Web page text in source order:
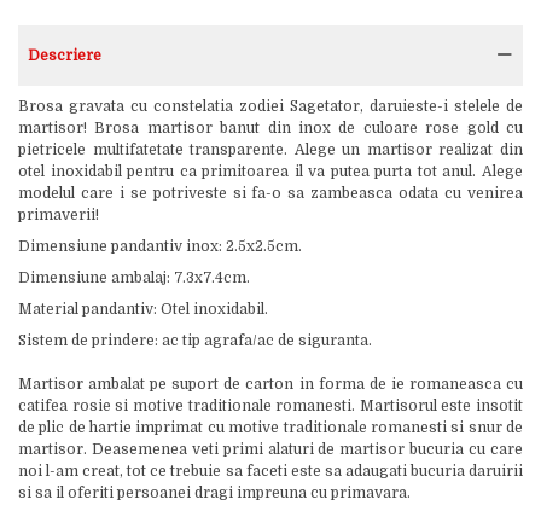
Descriere
Brosa gravata cu constelatia zodiei Sagetator, daruieste-i stelele de
martisor! Brosa martisor banut din inox de culoare rose gold cu
pietricele multifatetate transparente. Alege un martisor realizat din
otel inoxidabil pentru ca primitoarea il va putea purta tot anul. Alege
modelul care i se potriveste si fa-o sa zambeasca odata cu venirea
primaverii!
Dimensiune pandantiv inox: 2.5x2.5cm.
Dimensiune ambalaj: 7.3x7.4cm.
Material pandantiv: Otel inoxidabil.
Sistem de prindere: ac tip agrafa/ac de siguranta.
Martisor ambalat pe suport de carton in forma de ie romaneasca cu
catifea rosie si motive traditionale romanesti. Martisorul este insotit
de plic de hartie imprimat cu motive traditionale romanesti si snur de
martisor. Deasemenea veti primi alaturi de martisor bucuria cu care
noi l-am creat, tot ce trebuie sa faceti este sa adaugati bucuria daruirii
si sa il oferiti persoanei dragi impreuna cu primavara.